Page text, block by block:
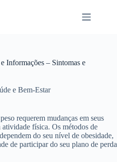
Informações – Sintomas e
e Bem-Estar
requerem mudanças em seus
física. Os métodos de
do seu nível de obesidade,
de participar do seu plano de perda